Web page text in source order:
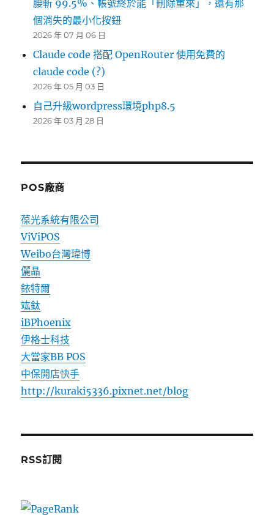
腰斬 99.5%、帳號終於能「刪除重來」，還有那
個消失的最小化按鈕
2026 年 07 月 06 日
Claude code 搭配 OpenRouter 使用免費的
claude code (?)
2026 年 05 月 03 日
自己升級wordpress環境php8.5
2026 年 03 月 28 日
POS廠商
葆光系統有限公司
ViViPOS
Weibo台灣瑋博
儷晶
銥特爾
竑鈦
iBPhoenix
伊格士科技
大當家BB POS
中保開店快手
http://kuraki5336.pixnet.net/blog
RSS訂閱